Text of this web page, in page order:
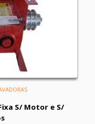
S/ Motor e S/